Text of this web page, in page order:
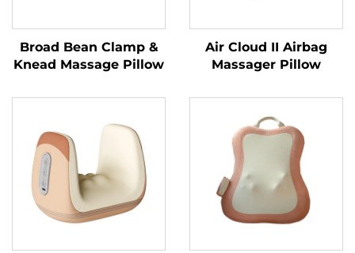
Broad Bean Clamp &
Knead Massage Pillow
Air Cloud II Airbag
Massager Pillow